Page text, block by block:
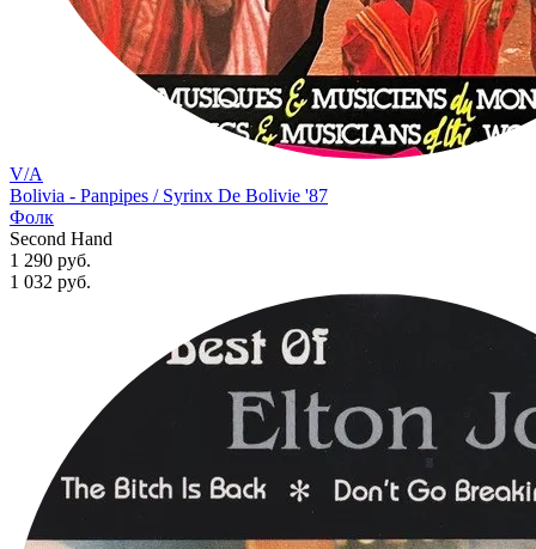
V/A
Bolivia - Panpipes / Syrinx De Bolivie '87
Фолк
Second Hand
1 290 руб.
1 032 руб.